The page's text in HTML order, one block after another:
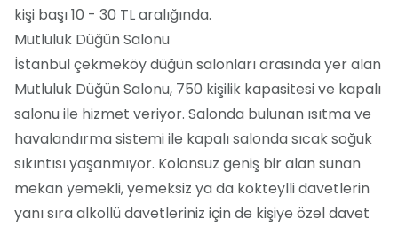
kişi başı 10 - 30 TL aralığında.
Mutluluk Düğün Salonu
İstanbul çekmeköy düğün salonları arasında yer alan
Mutluluk Düğün Salonu, 750 kişilik kapasitesi ve kapalı
salonu ile hizmet veriyor. Salonda bulunan ısıtma ve
havalandırma sistemi ile kapalı salonda sıcak soğuk
sıkıntısı yaşanmıyor. Kolonsuz geniş bir alan sunan
mekan yemekli, yemeksiz ya da kokteylli davetlerin
yanı sıra alkollü davetleriniz için de kişiye özel davet